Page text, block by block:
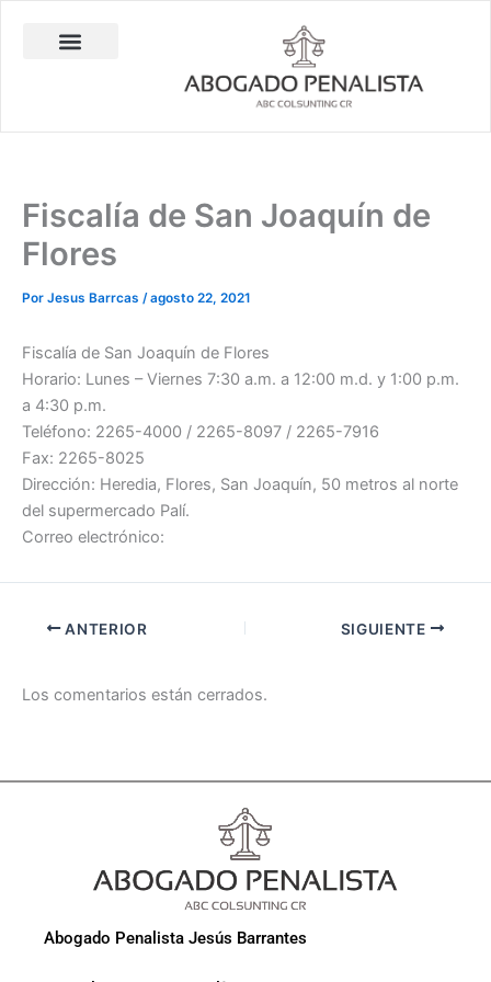
Fiscalía de San Joaquín de
Flores
Por Jesus Barrcas /agosto 22, 2021
Fiscalía de San Joaquín de Flores
Horario: Lunes – Viernes 7:30 a.m. a 12:00 m.d. y 1:00 p.m.
a 4:30 p.m.
Teléfono: 2265-4000 / 2265-8097 / 2265-7916
Fax: 2265-8025
Dirección: Heredia, Flores, San Joaquín, 50 metros al norte
del supermercado Palí.
Correo electrónico:
ANTERIOR SIGUIENTE
Los comentarios están cerrados.
Abogado Penalista Jesús Barrantes